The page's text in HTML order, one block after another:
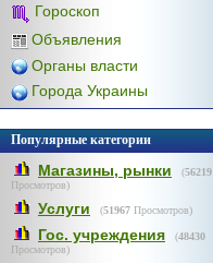
Гороскоп
Объявления
Органы власти
Города Украины
Популярные категории
Магазины, рынки (56219
Просмотров)
Услуги (51967 Просмотров)
Гос. учреждения (48430
Просмотров)